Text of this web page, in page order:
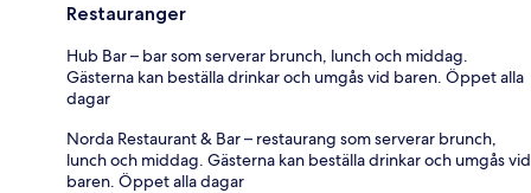
Restauranger
Hub Bar – bar som serverar brunch, lunch och middag.
Gästerna kan beställa drinkar och umgås vid baren. Öppet alla
dagar
Norda Restaurant & Bar – restaurang som serverar brunch,
lunch och middag. Gästerna kan beställa drinkar och umgås vid
baren. Öppet alla dagar